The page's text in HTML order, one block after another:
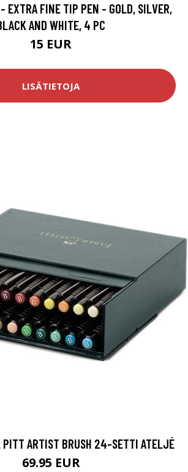
EXTRA FINE TIP PEN - GOLD, SILVER,
AND WHITE, 4 PC​
15 EUR
LISÄTIETOJA
PITT ARTIST BRUSH 24-SETTI ATELJÉ
69.95 EUR